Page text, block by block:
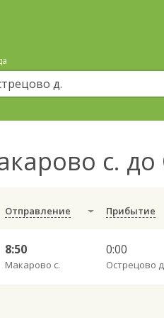
с.
Отправление Прибытие
8:50
Макарово с.
0:00
Острецово